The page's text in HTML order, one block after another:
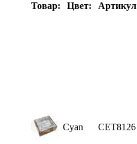
Товар:
Цвет: Артикул
Cyan CET8126